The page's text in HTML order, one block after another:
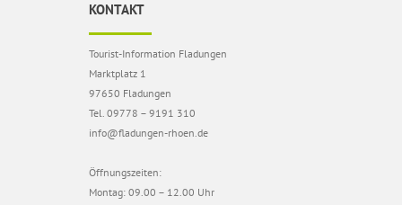
KONTAKT
Tourist-Information Fladungen
Marktplatz 1
97650 Fladungen
Tel. 09778 – 9191 310
info@fladungen-rhoen.de
Öffnungszeiten:
Montag: 09.00 – 12.00 Uhr